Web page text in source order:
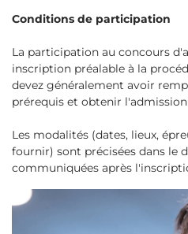
Conditions de participation
La participation au concours
inscription préalable à la
devez généralement avoir
prérequis et obtenir
Les modalités (dates, lieux,
fournir) sont précisées dans le
communiquées après